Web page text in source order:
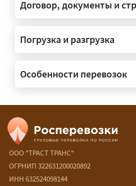
России?
— Да,
межгородних
России (от 100 км).
адреса до адреса на
Калининград и Крым
500 кг.
Есть ли сборные и
перевозки?
Договор, документы и
Погрузка и разгрузка
Особенности перевозок
ООО "ТРАСТ ТРАНС"
ОГРНИП 322631200020892
ИНН 632524098144